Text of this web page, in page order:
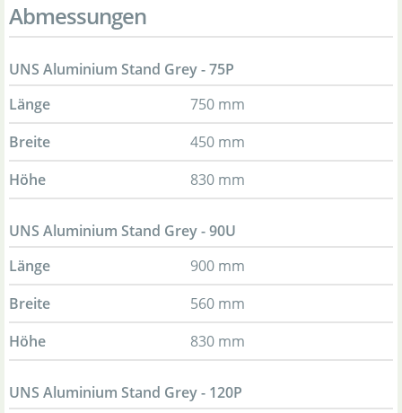
Abmessungen
UNS Aluminium Stand Grey - 75P
Länge
750 mm
Breite
450 mm
Höhe
830 mm
UNS Aluminium Stand Grey - 90U
Länge
900 mm
Breite
560 mm
Höhe
830 mm
UNS Aluminium Stand Grey - 120P